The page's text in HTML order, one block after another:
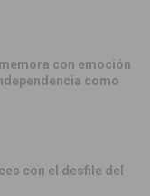
con emoción
como
con el desfile del